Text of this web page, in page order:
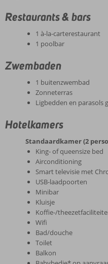
Restaurants & bars
1 à-la-carterestaurant
1 poolbar
Zwembaden
1 buitenzwembad
Zonneterras
Ligbedden en parasols
Hotelkamers
Standaardkamer (2
King- of queensize bed
Airconditioning
Smart televisie met
USB-laadpoorten
Minibar
Kluisje
Koffie-/
Wifi
Bad/douche
Toilet
Balkon